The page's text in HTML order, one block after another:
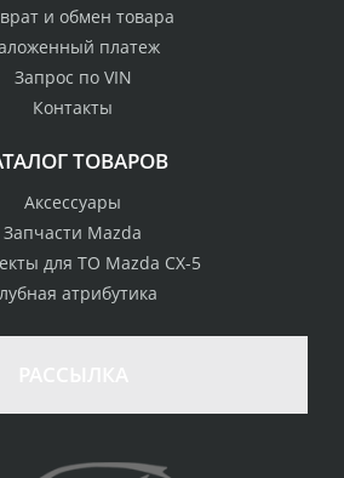
Гарантия качества
Профессиональная
и обмен товара
платеж
Запрос по VIN
Контакты
ТОВАРОВ
Аксессуары
Запчасти Mazda
для ТО Mazda CX-5
атрибутика